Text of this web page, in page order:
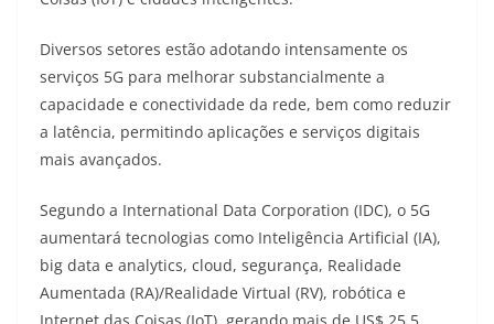
Diversos setores estão adotando intensamente os
serviços 5G para melhorar substancialmente a
capacidade e conectividade da rede, bem como reduzir
a latência, permitindo aplicações e serviços digitais
mais avançados.
Segundo a International Data Corporation (IDC), o 5G
aumentará tecnologias como Inteligência Artificial (IA),
big data e analytics, cloud, segurança, Realidade
Aumentada (RA)/Realidade Virtual (RV), robótica e